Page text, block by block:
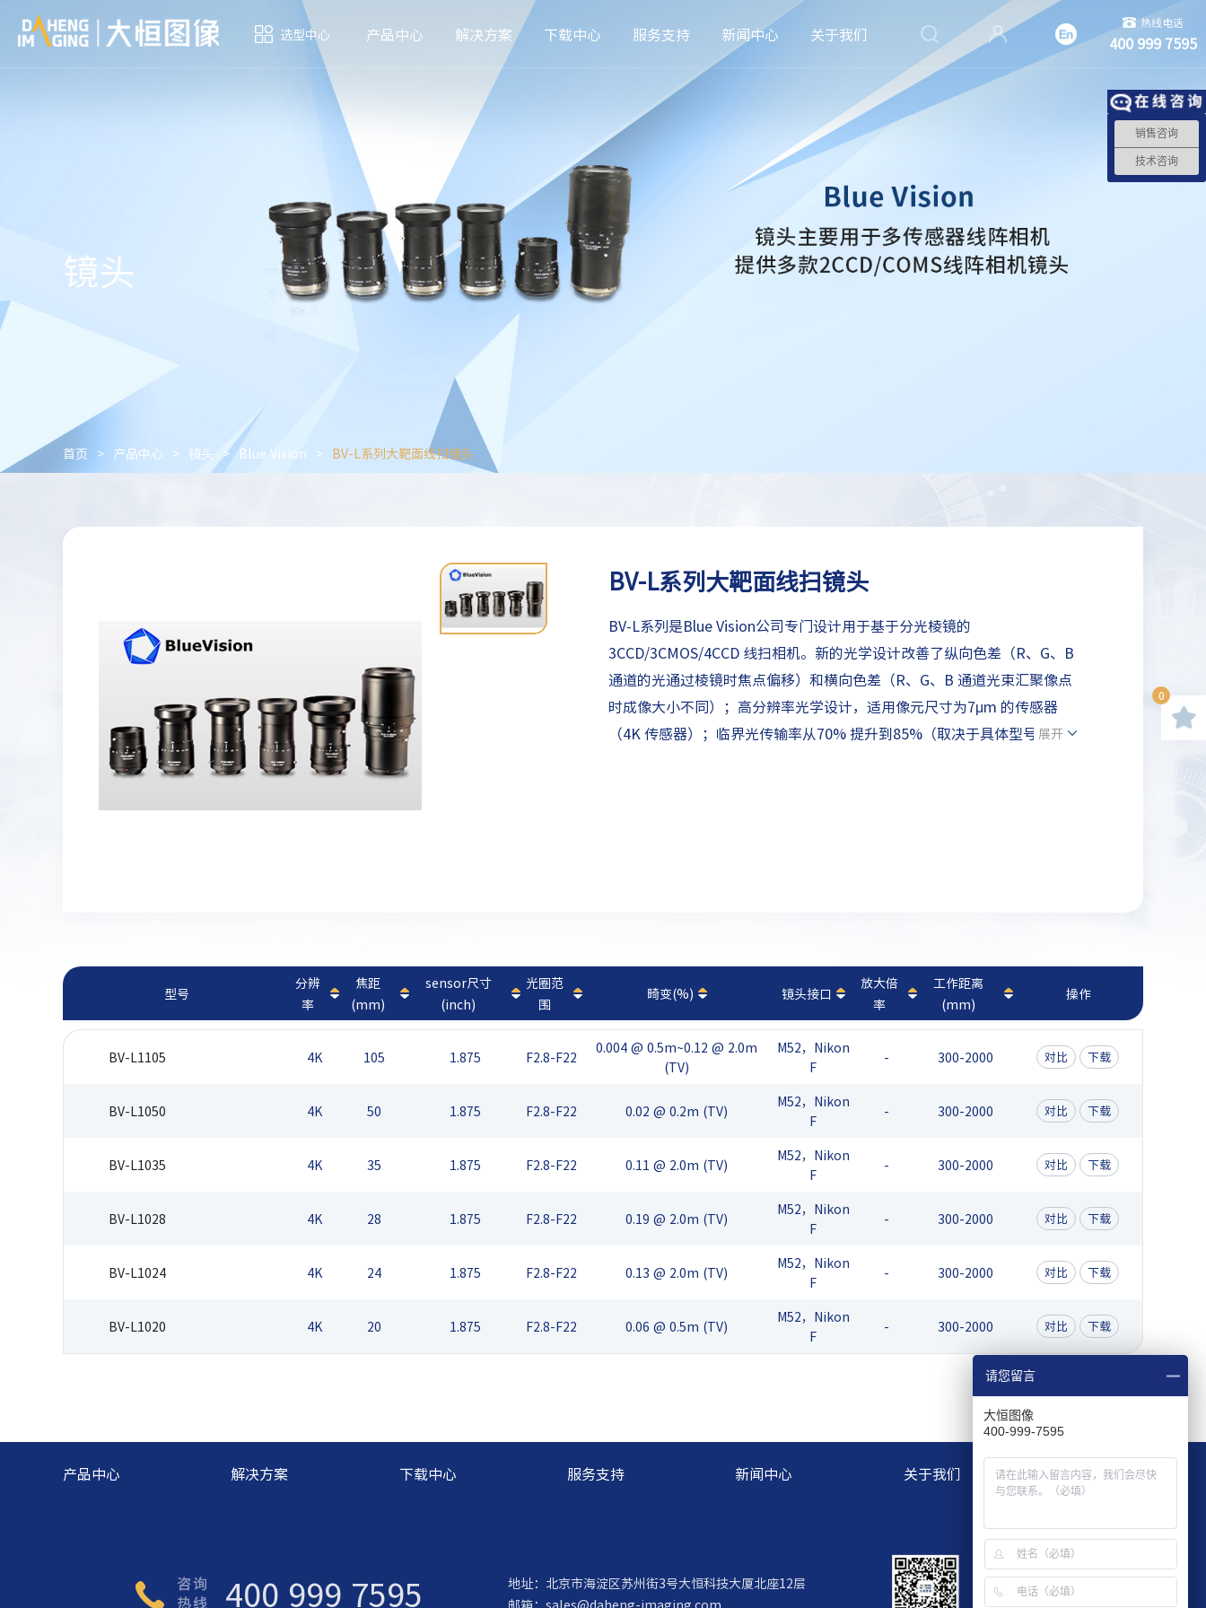
选型中心 产品中心 解决方案 下载中心 服务支持 新闻中心 关于我们
热线电话
400 999 7595
镜头
首页 > 产品中心 > 镜头 > Blue Vision > BV-L系列大靶面线扫镜头
BV-L系列大靶面线扫镜头
BV-L系列是Blue Vision公司专门设计用于基于分光棱镜的
3CCD/3CMOS/4CCD 线扫相机。新的光学设计改善了纵向色差（R、G、B
通道的光通过棱镜时焦点偏移）和横向色差（R、G、B 通道光束汇聚像点
时成像大小不同）；高分辨率光学设计，适用像元尺寸为7μm 的传感器
（4K 传感器）；临界光传输率从70% 提升到85%（取决于具体型号）；
展开
型号
分辨
率
焦距
(mm)
sensor尺寸
(inch)
光圈范
围
畸变(%) 镜头接口
放大倍
率
工作距离
(mm)
操作
BV-L1105 4K 105 1.875 F2.8-F22
0.004 @ 0.5m~0.12 @ 2.0m
(TV)
M52，Nikon
F
- 300-2000 对比 下载
BV-L1050 4K 50 1.875 F2.8-F22 0.02 @ 0.2m (TV)
M52，Nikon
F
- 300-2000 对比 下载
BV-L1035 4K 35 1.875 F2.8-F22 0.11 @ 2.0m (TV)
M52，Nikon
F
- 300-2000 对比 下载
BV-L1028 4K 28 1.875 F2.8-F22 0.19 @ 2.0m (TV)
M52，Nikon
F
- 300-2000 对比 下载
BV-L1024 4K 24 1.875 F2.8-F22 0.13 @ 2.0m (TV)
M52，Nikon
F
- 300-2000 对比 下载
BV-L1020 4K 20 1.875 F2.8-F22 0.06 @ 0.5m (TV)
M52，Nikon
F
- 300-2000 对比 下载
0
产品中心 解决方案 下载中心 服务支持 新闻中心 关于我们
400 999 7595
地址：北京市海淀区苏州街3号大恒科技大厦北座12层
销售咨询
技术咨询
请您留言
大恒图像
400-999-7595